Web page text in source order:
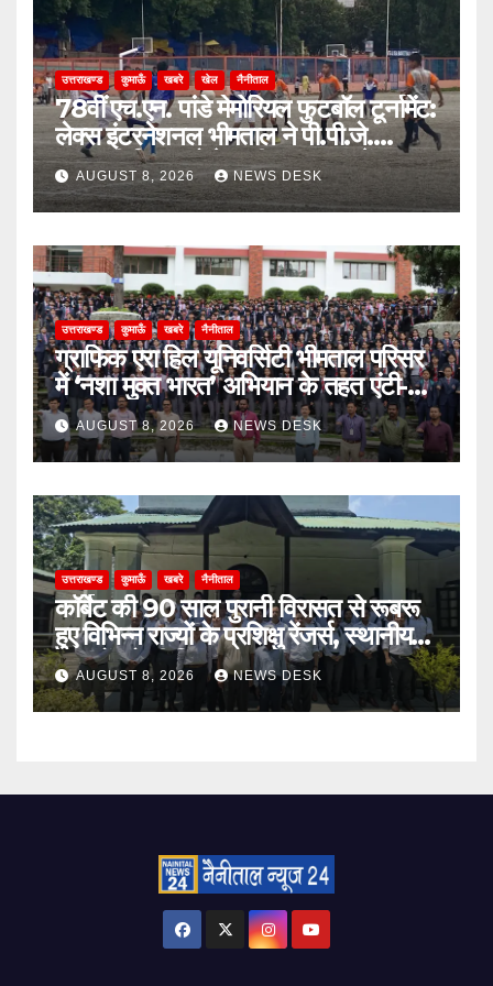
उत्तराखण्ड कुमाऊँ खबरे खेल नैनीताल
78वीं एच.एन. पांडे मेमोरियल फुटबॉल टूर्नामेंट:
लेक्स इंटरनेशनल भीमताल ने पी.पी.जे.
सरस्वती विहार को पेनल्टी शूटआउट में हराकर
सेमीफाइनल में बनाई जगह
AUGUST 8, 2026 NEWS DESK
उत्तराखण्ड कुमाऊँ खबरे नैनीताल
ग्राफिक एरा हिल यूनिवर्सिटी भीमताल परिसर
में ‘नशा मुक्त भारत’ अभियान के तहत एंटी-
ड्रग शपथ
AUGUST 8, 2026 NEWS DESK
उत्तराखण्ड कुमाऊँ खबरे नैनीताल
कॉर्बेट की 90 साल पुरानी विरासत से रूबरू
हुए विभिन्न राज्यों के प्रशिक्षु रेंजर्स, स्थानीय
उत्पादों को भी दिया बढ़ावा
AUGUST 8, 2026 NEWS DESK